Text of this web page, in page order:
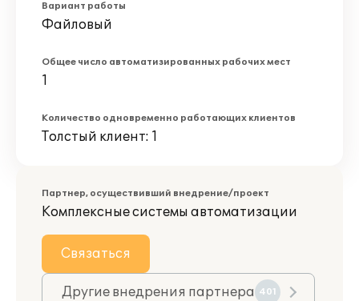
Вариант работы
Файловый
Общее число автоматизированных рабочих мест
1
Количество одновременно работающих клиентов
Толстый клиент: 1
Партнер, осуществивший внедрение/проект
Комплексные системы автоматизации
Связаться
Другие внедрения партнера 401